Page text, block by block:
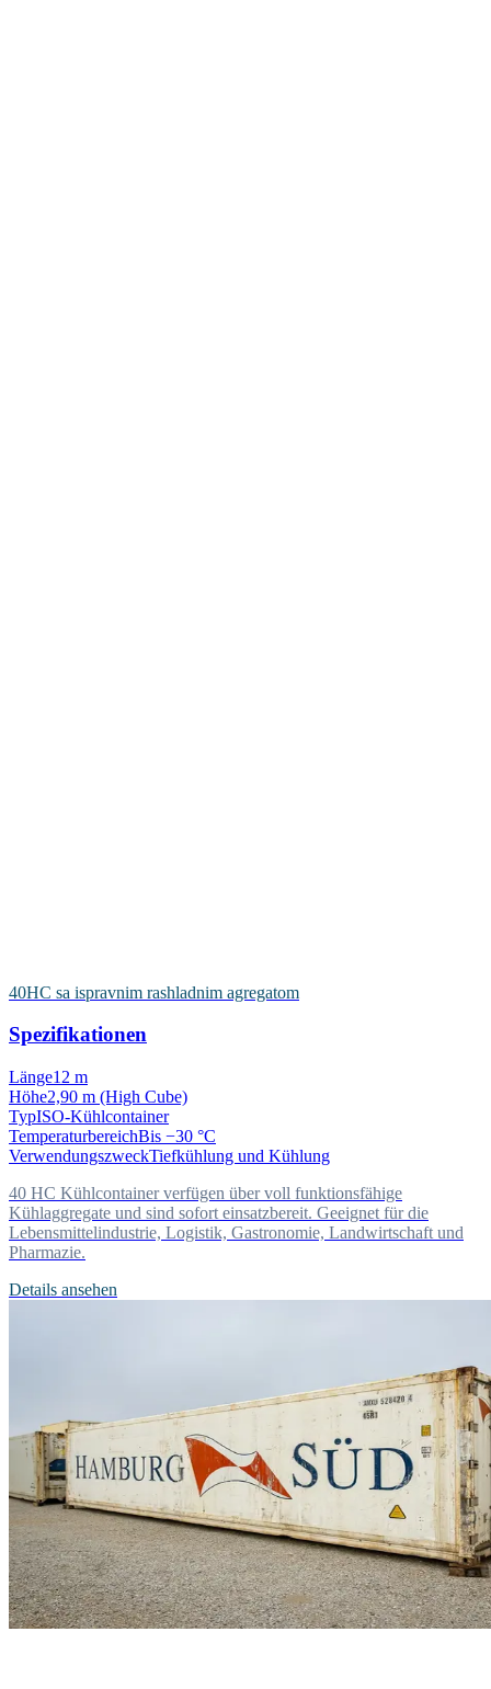
40HC sa ispravnim rashladnim agregatom
Spezifikationen
Länge12 m
Höhe2,90 m (High Cube)
TypISO-Kühlcontainer
TemperaturbereichBis −30 °C
VerwendungszweckTiefkühlung und Kühlung
40 HC Kühlcontainer verfügen über voll funktionsfähige
Kühlaggregate und sind sofort einsatzbereit. Geeignet für die
Lebensmittelindustrie, Logistik, Gastronomie, Landwirtschaft und
Pharmazie.
Details ansehen